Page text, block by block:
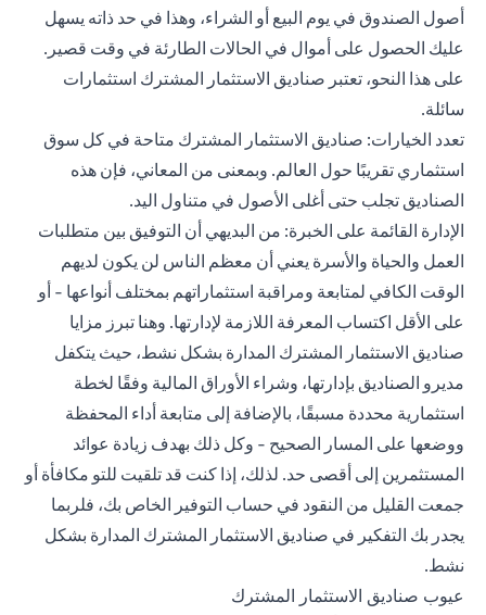
أصول الصندوق في يوم البيع أو الشراء، وهذا في حد ذاته يسهل
عليك الحصول على أموال في الحالات الطارئة في وقت قصير.
على هذا النحو، تعتبر صناديق الاستثمار المشترك استثمارات
سائلة.
تعدد الخيارات: صناديق الاستثمار المشترك متاحة في كل سوق
استثماري تقريبًا حول العالم. وبمعنى من المعاني، فإن هذه
الصناديق تجلب حتى أغلى الأصول في متناول اليد.
الإدارة القائمة على الخبرة: من البديهي أن التوفيق بين متطلبات
العمل والحياة والأسرة يعني أن معظم الناس لن يكون لديهم
الوقت الكافي لمتابعة ومراقبة استثماراتهم بمختلف أنواعها - أو
على الأقل اكتساب المعرفة اللازمة لإدارتها. وهنا تبرز مزايا
صناديق الاستثمار المشترك المدارة بشكل نشط، حيث يتكفل
مديرو الصناديق بإدارتها، وشراء الأوراق المالية وفقًا لخطة
استثمارية محددة مسبقًا، بالإضافة إلى متابعة أداء المحفظة
ووضعها على المسار الصحيح - وكل ذلك بهدف زيادة عوائد
المستثمرين إلى أقصى حد. لذلك، إذا كنت قد تلقيت للتو مكافأة أو
جمعت القليل من النقود في حساب التوفير الخاص بك، فلربما
يجدر بك التفكير في صناديق الاستثمار المشترك المدارة بشكل
نشط.
عيوب صناديق الاستثمار المشترك